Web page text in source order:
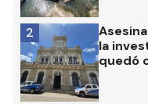
la
quedó
2